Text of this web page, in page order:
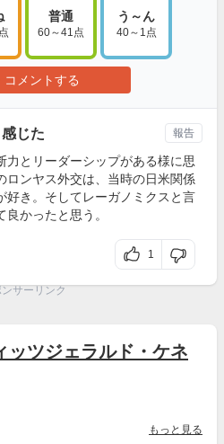
普通
60～41点
う～ん
40～1点
コメントする
じた
力とリーダーシップがある様に思
ロンヤス外交は、当時の日米関係
好き。そしてレーガノミクスと言
かったと思う。
1
報告
サーリンク
ッツジェラルド・ケネ
もっと見る